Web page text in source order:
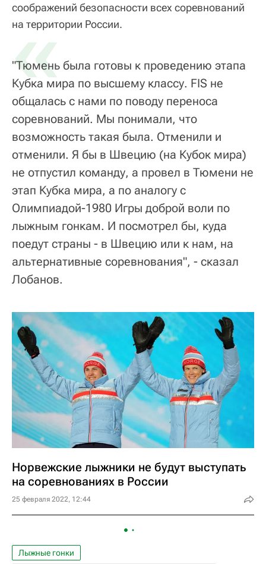
соображений безопасности всех соревнований
на территории России.
«
"Тюмень была готовы к проведению этапа
Кубка мира по высшему классу. FIS не
общалась с нами по поводу переноса
соревнований. Мы понимали, что
возможность такая была. Отменили и
отменили. Я бы в Швецию (на Кубок мира)
не отпустил команду, а провел в Тюмени не
этап Кубка мира, а по аналогу с
Олимпиадой-1980 Игры доброй воли по
лыжным гонкам. И посмотрел бы, куда
поедут страны - в Швецию или к нам, на
альтернативные соревнования", - сказал
Лобанов.
Норвежские лыжники не будут выступать
на соревнованиях в России
25 февраля 2022, 12:44
Лыжные гонки